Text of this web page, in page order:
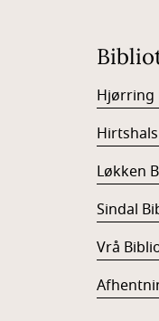
Hjørring
Løkken
Sindal
Vrå